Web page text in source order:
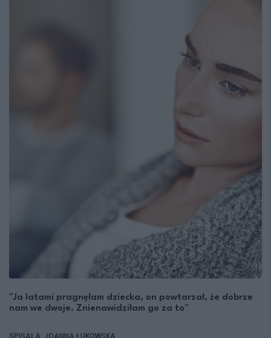
"Ja latami pragnęłam dziecka, on powtarzał, że dobrze
nam we dwoje. Znienawidziłam go za to"
SPISAŁA: JOANNA ŁUKOWSKA